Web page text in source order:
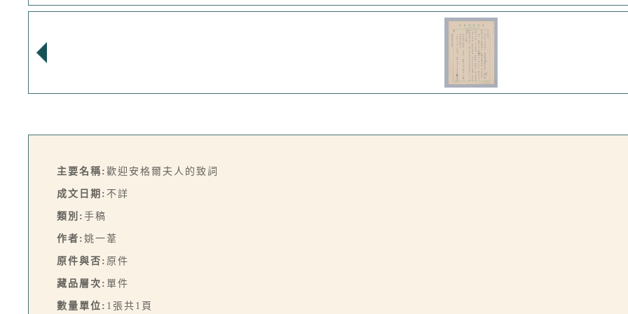
主要名稱: 歡迎安格爾夫人的致詞
成文日期: 不詳
類別: 手稿
作者: 姚一葦
原件與否: 原件
藏品層次: 單件
數量單位: 1張共1頁